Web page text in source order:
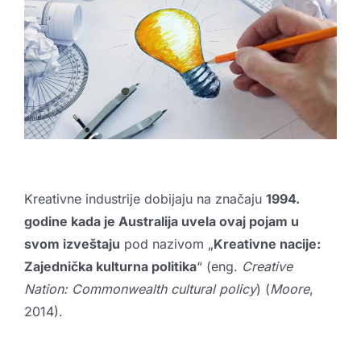
Kreativne industrije
Publikacije
Sarađuj sa nama
Promo boks
Kontakt
Kreativne industrije dobijaju na značaju 1994.
godine kada je Australija uvela ovaj pojam u
svom izveštaju pod nazivom „Kreativne nacije:
Zajednička kulturna politika“ (eng. Creative
Nation: Commonwealth cultural policy) (Moore,
2014).